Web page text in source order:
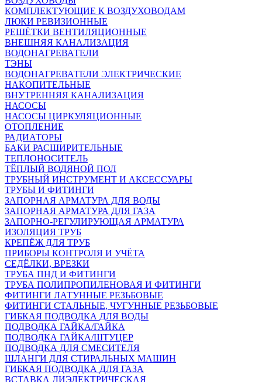
КОМПЛЕКТУЮЩИЕ К ВОЗДУХОВОДАМ
ЛЮКИ РЕВИЗИОННЫЕ
РЕШЁТКИ ВЕНТИЛЯЦИОННЫЕ
ВНЕШНЯЯ КАНАЛИЗАЦИЯ
ВОДОНАГРЕВАТЕЛИ
ТЭНЫ
ВОДОНАГРЕВАТЕЛИ ЭЛЕКТРИЧЕСКИЕ
НАКОПИТЕЛЬНЫЕ
ВНУТРЕННЯЯ КАНАЛИЗАЦИЯ
НАСОСЫ
НАСОСЫ ЦИРКУЛЯЦИОННЫЕ
ОТОПЛЕНИЕ
РАДИАТОРЫ
БАКИ РАСШИРИТЕЛЬНЫЕ
ТЕПЛОНОСИТЕЛЬ
ТЁПЛЫЙ ВОДЯНОЙ ПОЛ
ТРУБНЫЙ ИНСТРУМЕНТ И АКСЕССУАРЫ
ТРУБЫ И ФИТИНГИ
ЗАПОРНАЯ АРМАТУРА ДЛЯ ВОДЫ
ЗАПОРНАЯ АРМАТУРА ДЛЯ ГАЗА
ЗАПОРНО-РЕГУЛИРУЮЩАЯ АРМАТУРА
ИЗОЛЯЦИЯ ТРУБ
КРЕПЁЖ ДЛЯ ТРУБ
ПРИБОРЫ КОНТРОЛЯ И УЧЁТА
СЕДЁЛКИ, ВРЕЗКИ
ТРУБА ПНД И ФИТИНГИ
ТРУБА ПОЛИПРОПИЛЕНОВАЯ И ФИТИНГИ
ФИТИНГИ ЛАТУННЫЕ РЕЗЬБОВЫЕ
ФИТИНГИ СТАЛЬНЫЕ, ЧУГУННЫЕ РЕЗЬБОВЫЕ
ГИБКАЯ ПОДВОДКА ДЛЯ ВОДЫ
ПОДВОДКА ГАЙКА/ГАЙКА
ПОДВОДКА ГАЙКА/ШТУЦЕР
ПОДВОДКА ДЛЯ СМЕСИТЕЛЯ
ШЛАНГИ ДЛЯ СТИРАЛЬНЫХ МАШИН
ГИБКАЯ ПОДВОДКА ДЛЯ ГАЗА
ВСТАВКА ДИЭЛЕКТРИЧЕСКАЯ